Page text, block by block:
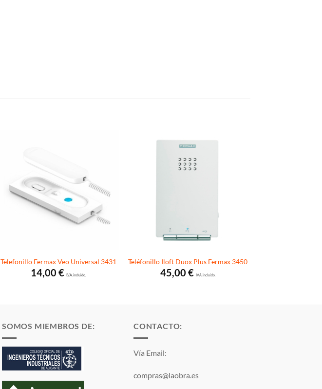
Telefonillo Fermax Veo Universal 3431
14,00€ I.V.A. incluido.
Teléfonillo Iloft Duox Plus Fermax 3450
45,00€ I.V.A. incluido.
SOMOS MIEMBROS DE: CONTACTO:
Vía Email:
compras@laobra.es